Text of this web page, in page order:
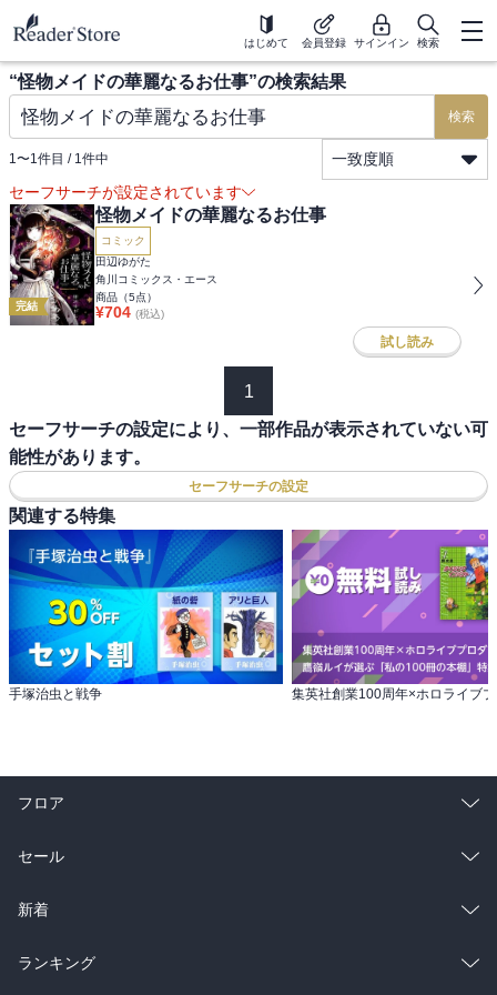
はじめて 会員登録 サインイン 検索
“怪物メイドの華麗なるお仕事”の検索結果
検索
1〜1件目 / 1件中
一致度順
セーフサーチが設定されています
完結
怪物メイドの華麗なるお仕事
コミック
田辺ゆがた
角川コミックス・エース
商品（5点）
¥704 (税込)
試し読み
1
セーフサーチの設定により、一部作品が表示されていない可
能性があります。
セーフサーチの設定
関連する特集
手塚治虫と戦争
フロア
総合
ラノベ
雑誌・グラビア
セール
総合
ラノベ
新着
総合
ランキング